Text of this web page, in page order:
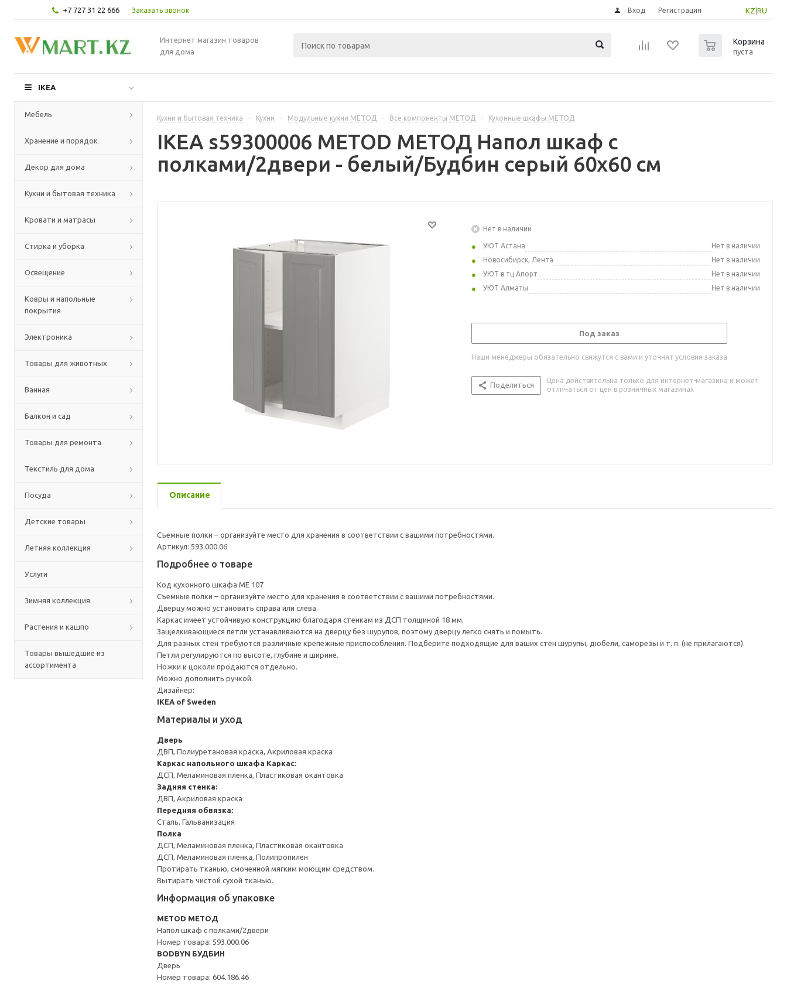
+7 727 31 22 666 Заказать звонок KZ RU
Вход Регистрация
Интернет магазин товаров
для дома
Корзина
пуста
IKEA
Мебель
Хранение и порядок
Декор для дома
Кухни и бытовая техника
Кровати и матрасы
Стирка и уборка
Освещение
Ковры и напольные
покрытия
Электроника
Товары для животных
Ванная
Балкон и сад
Товары для ремонта
Текстиль для дома
Посуда
Детские товары
Летняя коллекция
Услуги
Зимняя коллекция
Растения и кашпо
Товары вышедшие из
ассортимента
Кухни и бытовая техника - Кухни - Модульные кухни МЕТОД - Все компоненты МЕТОД - Кухонные шкафы МЕТОД
IKEA s59300006 METOD МЕТОД Напол шкаф с
полками/2двери - белый/Будбин серый 60x60 см
Нет в наличии
УЮТ Астана
Нет в наличии
Новосибирск, Лента
Нет в наличии
УЮТ в тц Апорт
Нет в наличии
УЮТ Алматы
Нет в наличии
Под заказ
Наши менеджеры обязательно свяжутся с вами и уточнят условия заказа
Поделиться
Цена действительна только для интернет-магазина и может
отличаться от цен в розничных магазинах
Описание
Съемные полки – организуйте место для хранения в соответствии с вашими потребностями.
Артикул: 593.000.06
Подробнее о товаре
Код кухонного шкафа ME 107
Съемные полки – организуйте место для хранения в соответствии с вашими потребностями.
Дверцу можно установить справа или слева.
Каркас имеет устойчивую конструкцию благодаря стенкам из ДСП толщиной 18 мм.
Защелкивающиеся петли устанавливаются на дверцу без шурупов, поэтому дверцу легко снять и помыть.
Для разных стен требуются различные крепежные приспособления. Подберите подходящие для ваших стен шурупы, дюбели, саморезы и т. п. (не прилагаются).
Петли регулируются по высоте, глубине и ширине.
Ножки и цоколи продаются отдельно.
Можно дополнить ручкой.
Дизайнер:
IKEA of Sweden
Материалы и уход
Дверь
ДВП, Полиуретановая краска, Акриловая краска
Каркас напольного шкафа Каркас:
ДСП, Меламиновая пленка, Пластиковая окантовка
Задняя стенка:
ДВП, Акриловая краска
Передняя обвязка:
Сталь, Гальванизация
Полка
ДСП, Меламиновая пленка, Пластиковая окантовка
ДСП, Меламиновая пленка, Полипропилен
Протирать тканью, смоченной мягким моющим средством.
Вытирать чистой сухой тканью.
Информация об упаковке
METOD МЕТОД
Напол шкаф с полками/2двери
Номер товара: 593.000.06
BODBYN БУДБИН
Дверь
Номер товара: 604.186.46